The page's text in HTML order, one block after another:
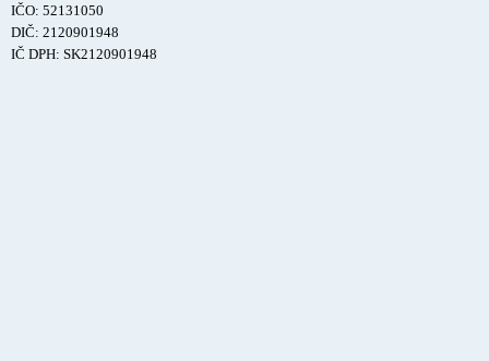
IČO: 52131050
DIČ: 2120901948
IČ DPH: SK2120901948